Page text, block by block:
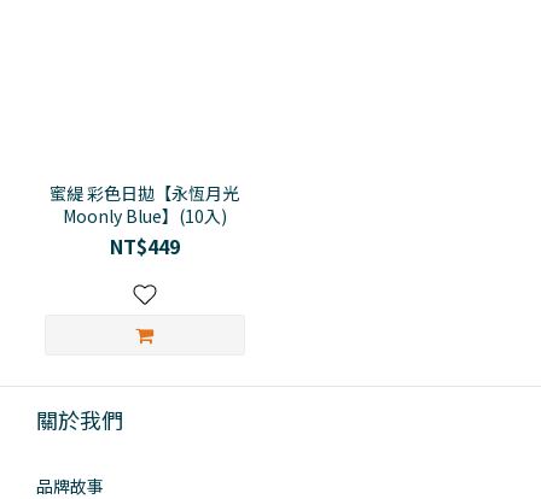
蜜緹 彩色日拋【永恆月光
Moonly Blue】(10入)
NT$449
關於我們
品牌故事